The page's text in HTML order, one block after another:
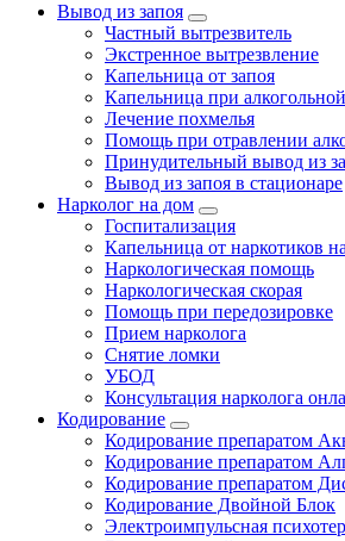
Вывод из запоя
Частный вытрезвитель
Экстренное вытрезвление
Капельница от запоя
Капельница при
Лечение похмелья
Помощь при отравлении
Принудительный вывод из
Вывод из запоя в стационаре
Нарколог на дом
Госпитализация
Капельница от наркотиков
Наркологическая помощь
Наркологическая скорая
Помощь при передозировке
Прием нарколога
Снятие ломки
УБОД
Консультация нарколога
Кодирование
Кодирование препаратом
Кодирование препаратом
Кодирование препаратом
Кодирование Двойной Блок
Электроимпульсная